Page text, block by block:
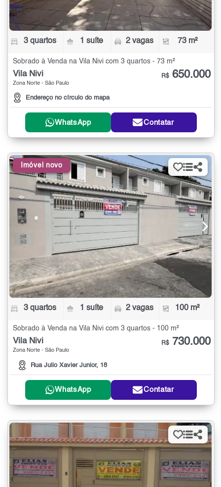
3 quartos 1 suíte 2 vagas 73 m²
Sobrado à Venda na Vila Nivi com 3 quartos - 73 m²
Vila Nivi
Zona Norte - São Paulo
Endereço no círculo do mapa
R$ 650.000
WhatsApp Contatar
Imóvel novo
3 quartos 1 suíte 2 vagas 100 m²
Sobrado à Venda na Vila Nivi com 3 quartos - 100 m²
Vila Nivi
Zona Norte - São Paulo
Rua Julio Xavier Junior, 18
R$ 730.000
WhatsApp Contatar